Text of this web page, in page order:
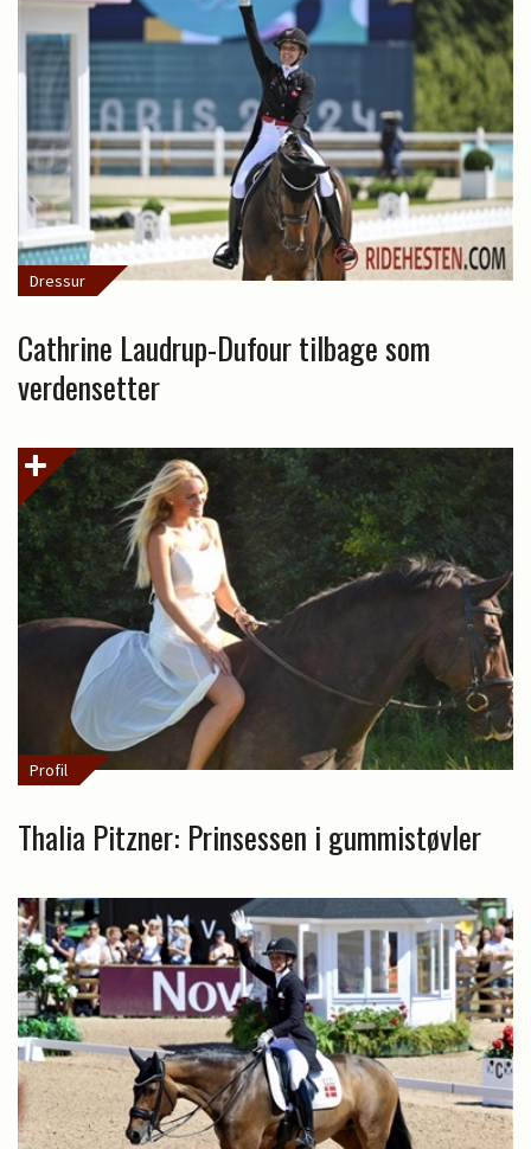
Dressur
Cathrine Laudrup-Dufour tilbage som
verdensetter
Profil
Thalia Pitzner: Prinsessen i gummistøvler